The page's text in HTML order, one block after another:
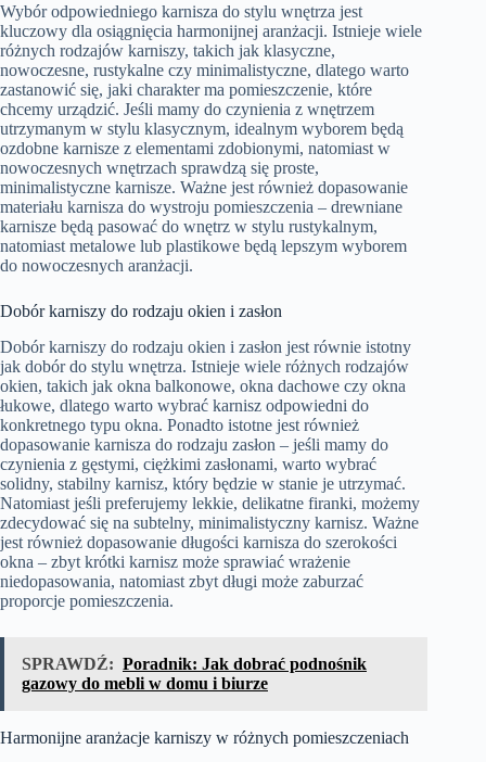
Wybór odpowiedniego karnisza do stylu wnętrza jest
kluczowy dla osiągnięcia harmonijnej aranżacji. Istnieje wiele
różnych rodzajów karniszy, takich jak klasyczne,
nowoczesne, rustykalne czy minimalistyczne, dlatego warto
zastanowić się, jaki charakter ma pomieszczenie, które
chcemy urządzić. Jeśli mamy do czynienia z wnętrzem
utrzymanym w stylu klasycznym, idealnym wyborem będą
ozdobne karnisze z elementami zdobionymi, natomiast w
nowoczesnych wnętrzach sprawdzą się proste,
minimalistyczne karnisze. Ważne jest również dopasowanie
materiału karnisza do wystroju pomieszczenia – drewniane
karnisze będą pasować do wnętrz w stylu rustykalnym,
natomiast metalowe lub plastikowe będą lepszym wyborem
do nowoczesnych aranżacji.
Dobór karniszy do rodzaju okien i zasłon
Dobór karniszy do rodzaju okien i zasłon jest równie istotny
jak dobór do stylu wnętrza. Istnieje wiele różnych rodzajów
okien, takich jak okna balkonowe, okna dachowe czy okna
łukowe, dlatego warto wybrać karnisz odpowiedni do
konkretnego typu okna. Ponadto istotne jest również
dopasowanie karnisza do rodzaju zasłon – jeśli mamy do
czynienia z gęstymi, ciężkimi zasłonami, warto wybrać
solidny, stabilny karnisz, który będzie w stanie je utrzymać.
Natomiast jeśli preferujemy lekkie, delikatne firanki, możemy
zdecydować się na subtelny, minimalistyczny karnisz. Ważne
jest również dopasowanie długości karnisza do szerokości
okna – zbyt krótki karnisz może sprawiać wrażenie
niedopasowania, natomiast zbyt długi może zaburzać
proporcje pomieszczenia.
SPRAWDŹ: Poradnik: Jak dobrać podnośnik
gazowy do mebli w domu i biurze
Harmonijne aranżacje karniszy w różnych pomieszczeniach